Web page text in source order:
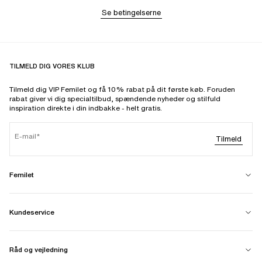
Se betingelserne
TILMELD DIG VORES KLUB
Tilmeld dig VIP Femilet og få 10% rabat på dit første køb. Foruden
rabat giver vi dig specialtilbud, spændende nyheder og stilfuld
inspiration direkte i din indbakke - helt gratis.
E-mail Tilmeld
Femilet
Kundeservice
Råd og vejledning